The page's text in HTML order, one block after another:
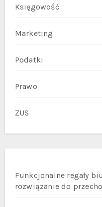
Księgowość
Marketing
Podatki
Prawo
ZUS
Funkcjonalne regały
rozwiązanie do